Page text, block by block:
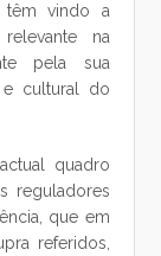
têm vindo a
na
pela sua
e cultural do
quadro
reguladores
que em
referidos,